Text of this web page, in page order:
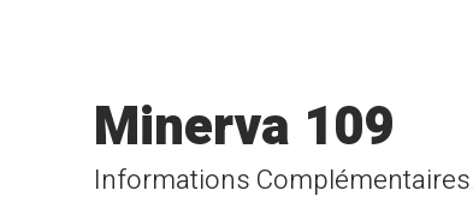
Informations Complémentaires
Minerva 109